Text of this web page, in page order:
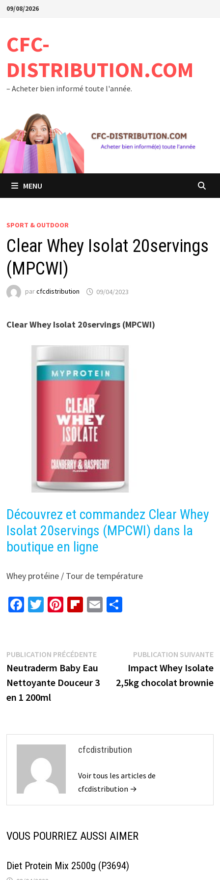
Passer
09/08/2026
CFC-
DISTRIBUTION.COM
– Acheter bien informé toute l'année.
MENU
SPORT & OUTDOOR
Clear Whey Isolat 20servings
(MPCWI)
parcfcdistribution 09/04/2023
Clear Whey Isolat 20servings (MPCWI)
Découvrez et commandez Clear Whey
Isolat 20servings (MPCWI) dans la
boutique en ligne
Whey protéine / Tour de température
Fa
o
o
k
T
er
Pi
es
t
Fl
o
ar
d
E P
ge
Navigation
de
l’article
PUBLICATION PRÉCÉDENTEPublication
précédente :
Neutraderm Baby Eau
Nettoyante Douceur 3
en 1 200ml
PUBLICATION SUIVANTE
Impact Whey Isolate
2,5kg chocolat brownie
cfcdistribution
Voir tous les articles de
cfcdistribution →
VOUS POURRIEZ AUSSI AIMER
Diet Protein Mix 2500g (P3694)